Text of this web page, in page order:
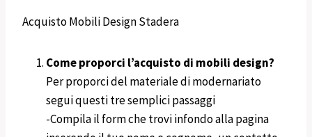
Acquisto Mobili Design Stadera
Come proporci l’acquisto di mobili design?
Per proporci del materiale di modernariato
segui questi tre semplici passaggi
-Compila il form che trovi infondo alla pagina